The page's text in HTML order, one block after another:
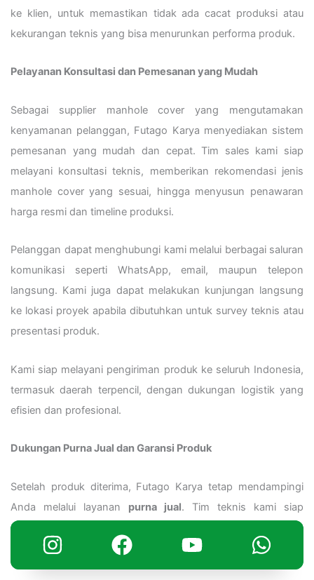
ke klien, untuk memastikan tidak ada cacat produksi atau
kekurangan teknis yang bisa menurunkan performa produk.
Pelayanan Konsultasi dan Pemesanan yang Mudah
Sebagai supplier manhole cover yang mengutamakan
kenyamanan pelanggan, Futago Karya menyediakan sistem
pemesanan yang mudah dan cepat. Tim sales kami siap
melayani konsultasi teknis, memberikan rekomendasi jenis
manhole cover yang sesuai, hingga menyusun penawaran
harga resmi dan timeline produksi.
Pelanggan dapat menghubungi kami melalui berbagai saluran
komunikasi seperti WhatsApp, email, maupun telepon
langsung. Kami juga dapat melakukan kunjungan langsung
ke lokasi proyek apabila dibutuhkan untuk survey teknis atau
presentasi produk.
Kami siap melayani pengiriman produk ke seluruh Indonesia,
termasuk daerah terpencil, dengan dukungan logistik yang
efisien dan profesional.
Dukungan Purna Jual dan Garansi Produk
Setelah produk diterima, Futago Karya tetap mendampingi
Anda melalui layanan purna jual. Tim teknis kami siap
membantu jika ada pertanyaan seputar pemasangan,
pemeliharaan, atau penggantian produk.